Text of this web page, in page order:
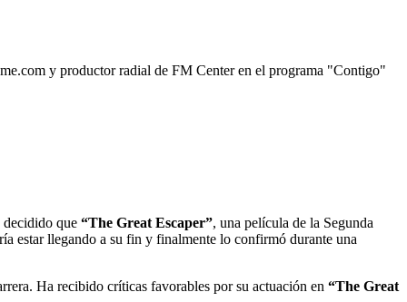
y productor radial de FM Center en el programa "Contigo"
decidido que “The Great Escaper”, una película de la Segunda
estar llegando a su fin y finalmente lo confirmó durante una
Ha recibido críticas favorables por su actuación en “The Great